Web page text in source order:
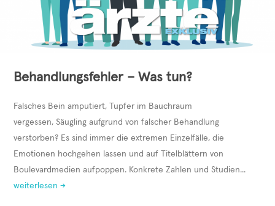
Behandlungsfehler – Was tun?
Falsches Bein amputiert, Tupfer im Bauchraum
vergessen, Säugling aufgrund von falscher Behandlung
verstorben? Es sind immer die extremen Einzelfälle, die
Emotionen hochgehen lassen und auf Titelblättern von
Boulevardmedien aufpoppen. Konkrete Zahlen und Studien...
weiterlesen →